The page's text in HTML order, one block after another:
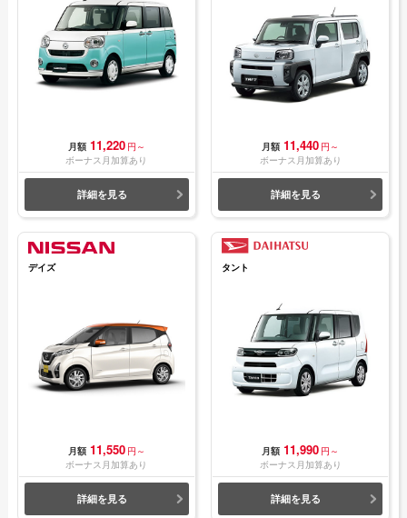
月額 11,220 円～
ボーナス月加算あり
詳細を見る
月額 11,440 円～
ボーナス月加算あり
詳細を見る
デイズ
月額 11,550 円～
ボーナス月加算あり
詳細を見る
タント
月額 11,990 円～
ボーナス月加算あり
詳細を見る